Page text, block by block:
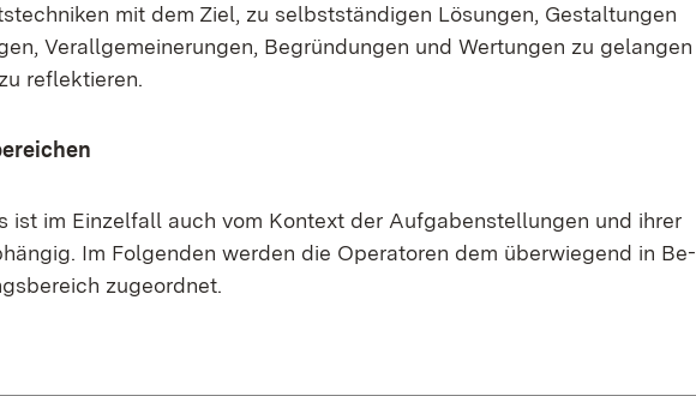
mit dem Ziel, zu selbst­stän­di­gen Lö­sun­gen, Ge­stal­tun­gen
Ver­all­ge­mei­ne­run­gen, Be­grün­dun­gen und Wer­tun­gen zu ge­lan­gen
re­flek­tie­ren.
ist im Ein­zel­fall auch vom Kon­text der Auf­ga­ben­stel­lun­gen und ih­rer
Im Fol­gen­den wer­den die Ope­ra­to­ren dem über­wie­gend in Be­
zu­ge­ord­net.